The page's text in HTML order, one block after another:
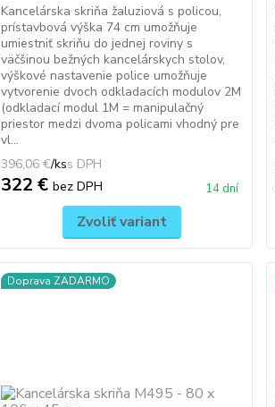
Kancelárska skriňa žaluziová s policou,
prístavbová výška 74 cm umožňuje
umiestniť skriňu do jednej roviny s
väčšinou bežných kancelárskych stolov,
výškové nastavenie police umožňuje
vytvorenie dvoch odkladacích modulov 2M
(odkladací modul 1M = manipulačný
priestor medzi dvoma policami vhodný pre
vl...
396,06 €/ks
322 € bez DPH 14 dní
Zvoliť variant
Doprava ZADARMO